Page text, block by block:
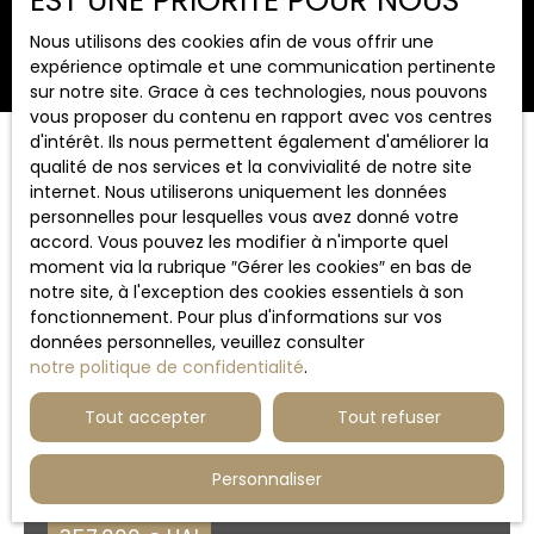
Rechercher
Pertinence
Trier par Créer une alerte
Affaire exceptionnelle
Nous utilisons des cookies afin de vous offrir une
expérience optimale et une communication pertinente
sur notre site. Grace à ces technologies, nous pouvons
vous proposer du contenu en rapport avec vos centres
d'intérêt. Ils nous permettent également d'améliorer la
qualité de nos services et la convivialité de notre site
internet. Nous utiliserons uniquement les données
personnelles pour lesquelles vous avez donné votre
accord. Vous pouvez les modifier à n'importe quel
moment via la rubrique ″Gérer les cookies″ en bas de
notre site, à l'exception des cookies essentiels à son
fonctionnement. Pour plus d'informations sur vos
données personnelles, veuillez consulter
notre politique de confidentialité.
Tout accepter Tout refuser
Personnaliser